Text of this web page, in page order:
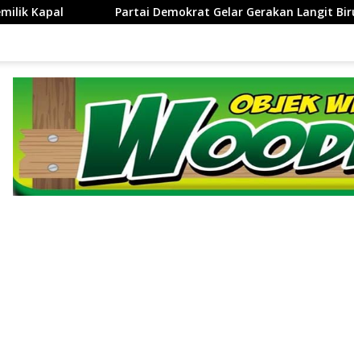
Gelar Gerakan Langit Biru Indonesia Asri di Cirebon